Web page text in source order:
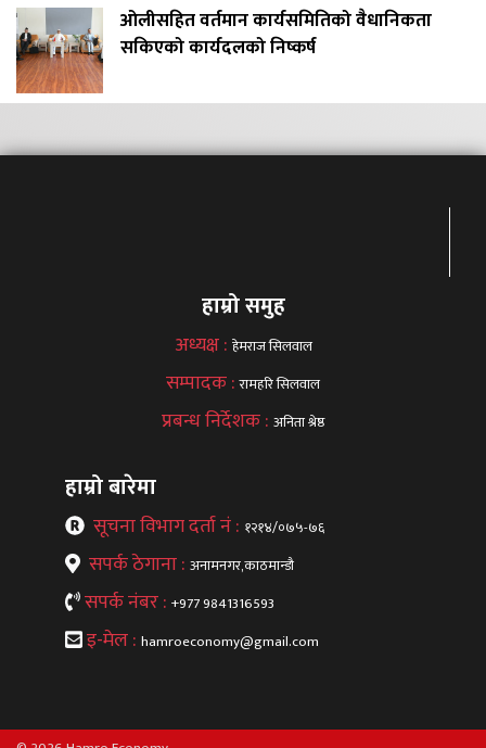
ओलीसहित वर्तमान कार्यसमितिको वैधानिकता
सकिएको कार्यदलको निष्कर्ष
हाम्रो समुह
अध्यक्ष : हेमराज सिलवाल
सम्पादक :रामहरि सिलवाल
प्रबन्ध निर्देशक : अनिता श्रेष्ठ
हाम्रो बारेमा
सूचना विभाग दर्ता नं : १२१४/०७५-७६
सपर्क ठेगाना : अनामनगर,काठमान्डौ
सपर्क नंबर : +977 9841316593
इ-मेल : hamroeconomy@gmail.com